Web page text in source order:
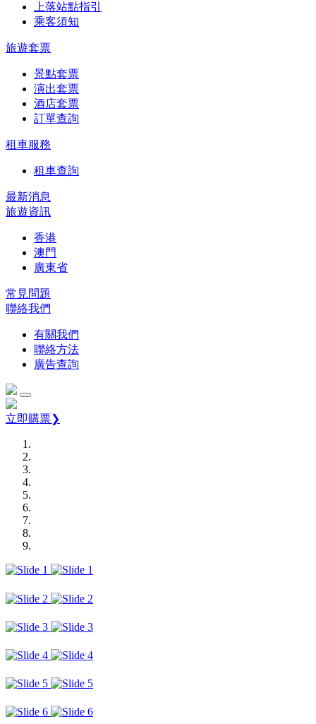
上落站點指引
乘客須知
旅遊套票
景點套票
演出套票
酒店套票
訂單查詢
租車服務
租車查詢
最新消息
旅遊資訊
香港
澳門
廣東省
常見問題
聯絡我們
有關我們
聯絡方法
廣告查詢
立即購票❯